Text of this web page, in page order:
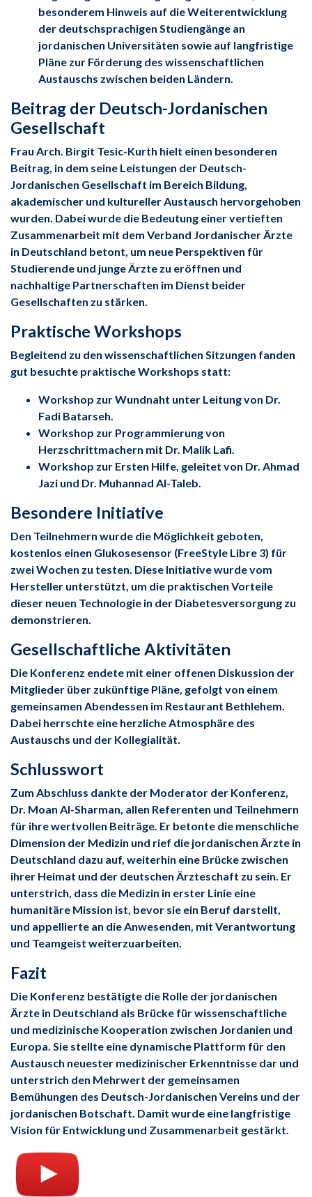
besonderem Hinweis auf die Weiterentwicklung
der deutschsprachigen Studiengänge an
jordanischen Universitäten sowie auf langfristige
Pläne zur Förderung des wissenschaftlichen
Austauschs zwischen beiden Ländern.
Beitrag der Deutsch-Jordanischen
Gesellschaft
Frau Arch. Birgit Tesic-Kurth hielt einen besonderen
Beitrag, in dem seine Leistungen der Deutsch-
Jordanischen Gesellschaft im Bereich Bildung,
akademischer und kultureller Austausch hervorgehoben
wurden. Dabei wurde die Bedeutung einer vertieften
Zusammenarbeit mit dem Verband Jordanischer Ärzte
in Deutschland betont, um neue Perspektiven für
Studierende und junge Ärzte zu eröffnen und
nachhaltige Partnerschaften im Dienst beider
Gesellschaften zu stärken.
Praktische Workshops
Begleitend zu den wissenschaftlichen Sitzungen fanden
gut besuchte praktische Workshops statt:
Workshop zur Wundnaht unter Leitung von Dr.
Fadi Batarseh.
Workshop zur Programmierung von
Herzschrittmachern mit Dr. Malik Lafi.
Workshop zur Ersten Hilfe, geleitet von Dr. Ahmad
Jazi und Dr. Muhannad Al-Taleb.
Besondere Initiative
Den Teilnehmern wurde die Möglichkeit geboten,
kostenlos einen Glukosesensor (FreeStyle Libre 3) für
zwei Wochen zu testen. Diese Initiative wurde vom
Hersteller unterstützt, um die praktischen Vorteile
dieser neuen Technologie in der Diabetesversorgung zu
demonstrieren.
Gesellschaftliche Aktivitäten
Die Konferenz endete mit einer offenen Diskussion der
Mitglieder über zukünftige Pläne, gefolgt von einem
gemeinsamen Abendessen im Restaurant Bethlehem.
Dabei herrschte eine herzliche Atmosphäre des
Austauschs und der Kollegialität.
Schlusswort
Zum Abschluss dankte der Moderator der Konferenz,
Dr. Moan Al-Sharman, allen Referenten und Teilnehmern
für ihre wertvollen Beiträge. Er betonte die menschliche
Dimension der Medizin und rief die jordanischen Ärzte in
Deutschland dazu auf, weiterhin eine Brücke zwischen
ihrer Heimat und der deutschen Ärzteschaft zu sein. Er
unterstrich, dass die Medizin in erster Linie eine
humanitäre Mission ist, bevor sie ein Beruf darstellt,
und appellierte an die Anwesenden, mit Verantwortung
und Teamgeist weiterzuarbeiten.
Fazit
Die Konferenz bestätigte die Rolle der jordanischen
Ärzte in Deutschland als Brücke für wissenschaftliche
und medizinische Kooperation zwischen Jordanien und
Europa. Sie stellte eine dynamische Plattform für den
Austausch neuester medizinischer Erkenntnisse dar und
unterstrich den Mehrwert der gemeinsamen
Bemühungen des Deutsch-Jordanischen Vereins und der
jordanischen Botschaft. Damit wurde eine langfristige
Vision für Entwicklung und Zusammenarbeit gestärkt.